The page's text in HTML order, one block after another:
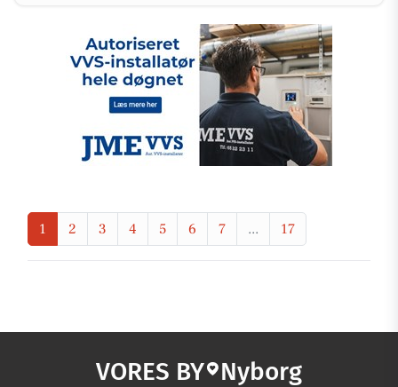
1 2 3 4 5 6 7 ... 17
VORES BY Nyborg